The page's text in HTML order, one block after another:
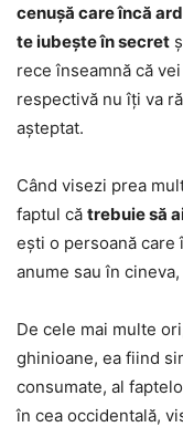
cenușă care încă
te iubește în secret
rece înseamnă că
respectivă nu îți va
așteptat.
Când visezi prea
faptul că trebuie să
ești o persoană care
anume sau în
De cele mai multe
ghinioane, ea fiind
consumate, al
în cea occidentală,